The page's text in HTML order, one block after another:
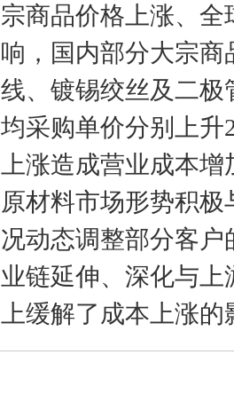
宗商品价格上涨、
响，国内部分大宗商
线、镀锡绞丝及二极
均采购单价分别上升
上涨造成营业成本
原材料市场形势积
况动态调整部分客
业链延伸、深化与
上缓解了成本上涨的